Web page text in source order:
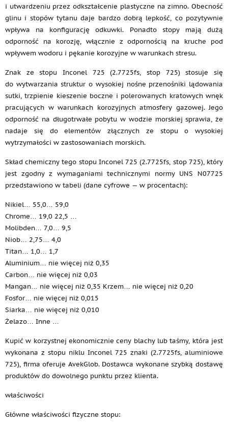
i utwardzeniu przez odkształcenie plastyczne na zimno. Obecność
glinu i stopów tytanu daje bardzo dobrą lepkość, co pozytywnie
wpływa na konfigurację odkuwki. Ponadto stopy mają dużą
odporność na korozję, włącznie z odpornością na kruche pod
wpływem wodoru i pękanie korozyjne w warunkach stresu.
Znak ze stopu Inconel 725 (2.7725fs, stop 725) stosuje się
do wytwarzania struktur o wysokiej nośne przenośniki lądowania
sutki, trzpienie kieszenie boczne i polerowanych kratowych wnęk
pracujących w warunkach korozyjnych atmosfery gazowej. Jego
odporność na długotrwałe pobytu w wodzie morskiej sprawia, że
nadaje się do elementów złącznych ze stopu o wysokiej
wytrzymałości w zastosowaniach morskich.
Skład chemiczny tego stopu Inconel 725 (2.7725fs, stop 725), który
jest zgodny z wymaganiami technicznymi normy UNS N07725
przedstawiono w tabeli (dane cyfrowe — w procentach):
Nikiel… 55,0… 59,0
Chrome… 19,0 22,5 …
Molibden… 7,0… 9,5
Niob… 2,75… 4,0
Titan… 1,0… 1,7
Aluminium… nie więcej niż 0,35
Carbon… nie więcej niż 0,03
Mangan… nie więcej niż 0,35 Krzem… nie więcej niż 0,20
Fosfor… nie więcej niż 0,015
Siarka… nie więcej niż 0,010
Żelazo… Inne …
Kupić w korzystnej ekonomicznie ceny blachy lub taśmy, która jest
wykonana z stopu niklu Inconel 725 znaki (2.7725fs, aluminiowe
725), firma oferuje AvekGlob. Dostawca wykonane szybką dostawę
produktów do dowolnego punktu przez klienta.
właściwości
Główne właściwości fizyczne stopu: